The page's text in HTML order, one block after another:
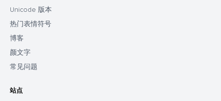
Unicode 版本
热门表情符号
博客
颜文字
常见问题
站点